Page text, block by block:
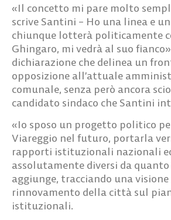
«Il concetto mi pare molto
scrive Santini – Ho una linea e
chiunque lotterà politicamente
Ghingaro, mi vedrà al suo fianco»
dichiarazione che delinea un
opposizione all’attuale
comunale, senza però ancora
candidato sindaco che Santini
«Io sposo un progetto politico
Viareggio nel futuro, portarla
rapporti istituzionali nazionali
assolutamente diversi da
aggiunge, tracciando una
rinnovamento della città sul
istituzionali.